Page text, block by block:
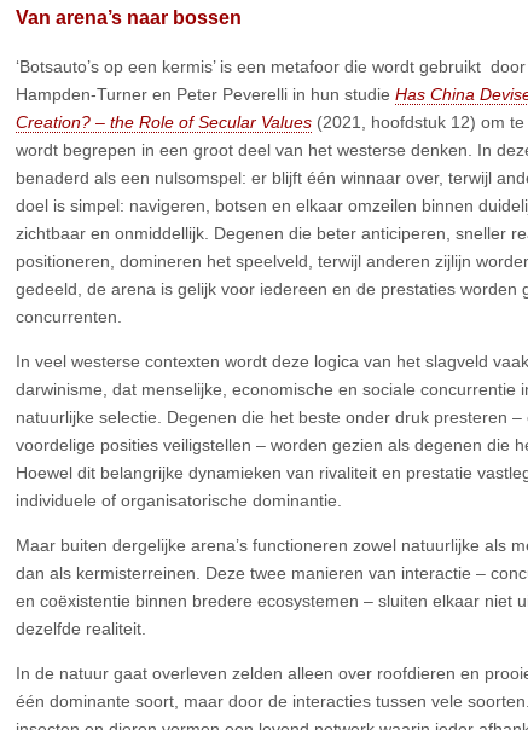
Van arena’s naar bossen
‘Botsauto’s op een kermis’ is een metafoor die wordt gebruikt
Hampden-Turner en Peter Peverelli in hun studie Has China
Creation? – the Role of Secular Values (2021, hoofdstuk 12) om
wordt begrepen in een groot deel van het westerse denken. In
benaderd als een nulsomspel: er blijft één winnaar over, terwijl
doel is simpel: navigeren, botsen en elkaar omzeilen binnen
zichtbaar en onmiddellijk. Degenen die beter anticiperen, sneller
positioneren, domineren het speelveld, terwijl anderen zijlijn
gedeeld, de arena is gelijk voor iedereen en de prestaties worden
concurrenten.
In veel westerse contexten wordt deze logica van het slagveld
darwinisme, dat menselijke, economische en sociale concurrentie
natuurlijke selectie. Degenen die het beste onder druk presteren
voordelige posities veiligstellen – worden gezien als degenen die
Hoewel dit belangrijke dynamieken van rivaliteit en prestatie
individuele of organisatorische dominantie.
Maar buiten dergelijke arena’s functioneren zowel natuurlijke als
dan als kermisterreinen. Deze twee manieren van interactie –
en coëxistentie binnen bredere ecosystemen – sluiten elkaar niet
dezelfde realiteit.
In de natuur gaat overleven zelden alleen over roofdieren en
één dominante soort, maar door de interacties tussen vele